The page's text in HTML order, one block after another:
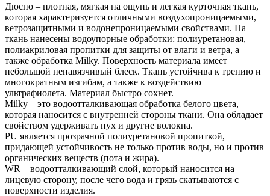
Дюспо – плотная, мягкая на ощупь и легкая курточная ткань,
которая характеризуется отличными воздухопроницаемыми,
ветрозащитными и водонепроницаемыми свойствами. На
ткань нанесены водоупорные обработки: полиуретановая,
полиакриловая пропитки для защиты от влаги и ветра, а
также обработка Milky. Поверхность материала имеет
небольшой ненавязчивый блеск. Ткань устойчива к трению и
многократным изгибам, а также к воздействию
ультрафиолета. Материал быстро сохнет.
Milky – это водоотталкивающая обработка белого цвета,
которая наносится с внутренней стороны ткани. Она обладает
свойством удерживать пух и другие волокна.
PU является прозрачной полиуретановой пропиткой,
придающей устойчивость не только против воды, но и против
органических веществ (пота и жира).
WR – водоотталкивающий слой, который наносится на
лицевую сторону, после чего вода и грязь скатываются с
поверхности изделия.